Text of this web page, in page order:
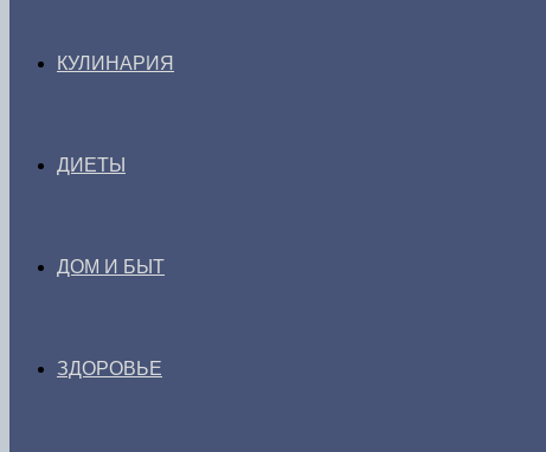
КУЛИНАРИЯ
ДИЕТЫ
ДОМ И БЫТ
ЗДОРОВЬЕ